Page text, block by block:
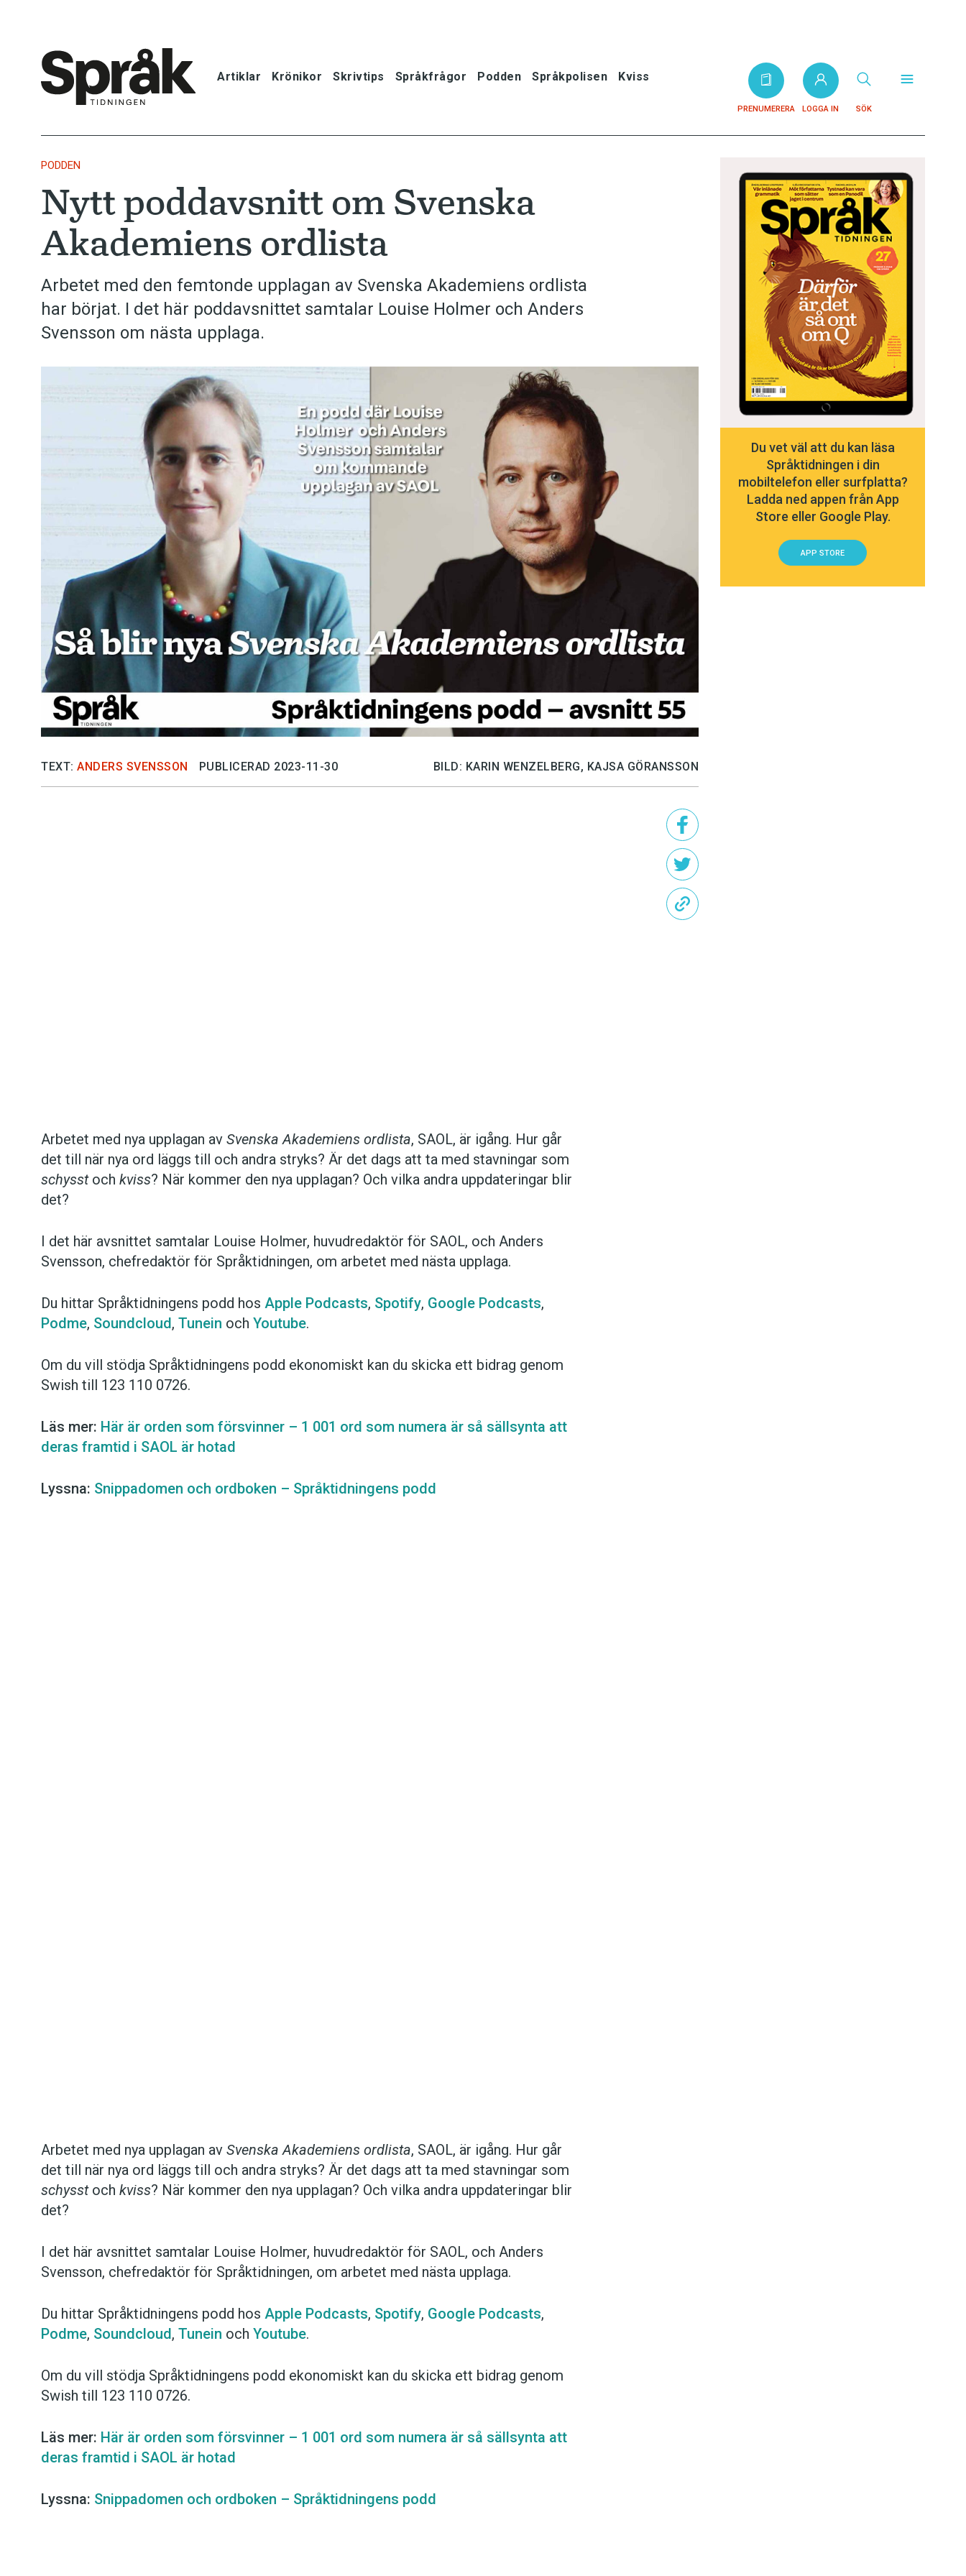
Artiklar Krönikor Skrivtips Språkfrågor Podden Språkpolisen Kviss
PRENUMERERA LOGGA IN SÖK
Krönikor
Språkfrågor
Skrivtips
Bokrecensioner
Podden
Anmäl till språkpolisen
Föreslå nyord
Annonsera
Prenumerera
Läs Språktidningen digitalt
Press
PODDEN
Nytt poddavsnitt om Svenska
Akademiens ordlista
Arbetet med den femtonde upplagan av Svenska Akademiens ordlista
har börjat. I det här poddavsnittet samtalar Louise Holmer och Anders
Svensson om nästa upplaga.
TEXT: ANDERS SVENSSON PUBLICERAD 2023-11-30 BILD: KARIN WENZELBERG, KAJSA GÖRANSSON
Hantera cookie-inställningar
Arbetet med nya upplagan av Svenska Akademiens ordlista, SAOL, är igång. Hur går
det till när nya ord läggs till och andra stryks? Är det dags att ta med stavningar som
schysstoch kviss? När kommer den nya upplagan? Och vilka andra uppdateringar blir
det?
I det här avsnittet samtalar Louise Holmer, huvudredaktör för SAOL, och Anders
Svensson, chefredaktör för Språktidningen, om arbetet med nästa upplaga.
Du hittar Språktidningens podd hos Apple Podcasts, Spotify, Google Podcasts,
Podme, Soundcloud, Tunein och Youtube.
Om du vill stödja Språktidningens podd ekonomiskt kan du skicka ett bidrag genom
Swish till 123 110 0726.
Läs mer: Här är orden som försvinner – 1 001 ord som numera är så sällsynta att
deras framtid i SAOL är hotad
Lyssna: Snippadomen och ordboken – Språktidningens podd
Hantera cookie-inställningar
Arbetet med nya upplagan av Svenska Akademiens ordlista, SAOL, är igång. Hur går
det till när nya ord läggs till och andra stryks? Är det dags att ta med stavningar som
schysstoch kviss? När kommer den nya upplagan? Och vilka andra uppdateringar blir
det?
I det här avsnittet samtalar Louise Holmer, huvudredaktör för SAOL, och Anders
Svensson, chefredaktör för Språktidningen, om arbetet med nästa upplaga.
Du hittar Språktidningens podd hos Apple Podcasts, Spotify, Google Podcasts,
Podme, Soundcloud, Tunein och Youtube.
Om du vill stödja Språktidningens podd ekonomiskt kan du skicka ett bidrag genom
Swish till 123 110 0726.
Läs mer: Här är orden som försvinner – 1 001 ord som numera är så sällsynta att
deras framtid i SAOL är hotad
Lyssna: Snippadomen och ordboken – Språktidningens podd
Du vet väl att du kan läsa
Språktidningen i din
mobiltelefon eller surfplatta?
Ladda ned appen från App
Store eller Google Play.
APP STORE